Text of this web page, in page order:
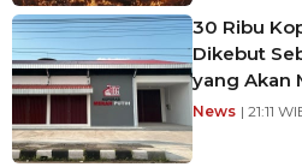
30 Ribu
Dikebut
yang Akan
News | 21:11